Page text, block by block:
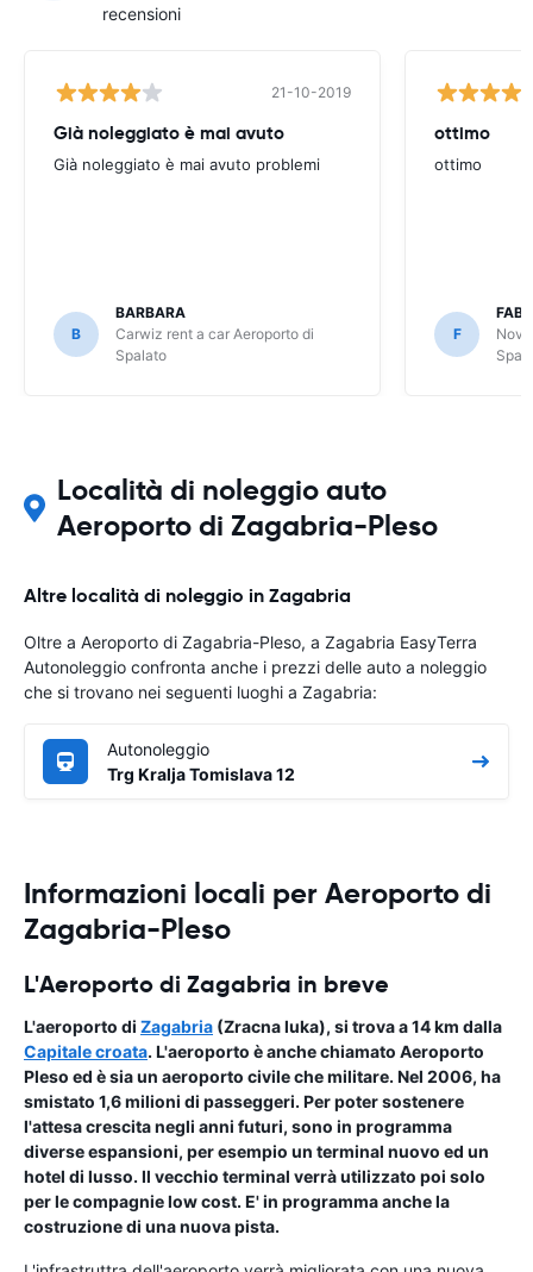
recensioni
21-10-2019
Già noleggiato è mai avuto
Già noleggiato è mai avuto problemi
B
BARBARA
Carwiz rent a car Aeroporto di
Spalato
ottimo
ottimo
F
Località di noleggio auto
Aeroporto di Zagabria-Pleso
Altre località di noleggio in Zagabria
Oltre a Aeroporto di Zagabria-Pleso, a Zagabria EasyTerra
Autonoleggio confronta anche i prezzi delle auto a noleggio
che si trovano nei seguenti luoghi a Zagabria:
Autonoleggio
Trg Kralja Tomislava 12
Informazioni locali per Aeroporto di
Zagabria-Pleso
L'Aeroporto di Zagabria in breve
L'aeroporto di Zagabria (Zracna luka), si trova a 14 km dalla
Capitale croata. L'aeroporto è anche chiamato Aeroporto
Pleso ed è sia un aeroporto civile che militare. Nel 2006, ha
smistato 1,6 milioni di passeggeri. Per poter sostenere
l'attesa crescita negli anni futuri, sono in programma
diverse espansioni, per esempio un terminal nuovo ed un
hotel di lusso. Il vecchio terminal verrà utilizzato poi solo
per le compagnie low cost. E' in programma anche la
costruzione di una nuova pista.